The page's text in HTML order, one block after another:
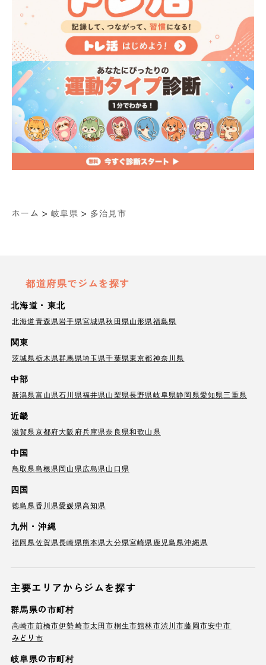
ホーム > 岐阜県 > 多治見市
都道府県でジムを探す
北海道・東北
北海道青森県岩手県宮城県秋田県山形県福島県
関東
茨城県栃木県群馬県埼玉県千葉県東京都神奈川県
中部
新潟県富山県石川県福井県山梨県長野県岐阜県静岡県愛知県三重県
近畿
滋賀県京都府大阪府兵庫県奈良県和歌山県
中国
鳥取県島根県岡山県広島県山口県
四国
徳島県香川県愛媛県高知県
九州・沖縄
福岡県佐賀県長崎県熊本県大分県宮崎県 鹿児島県沖縄県
主要エリアからジムを探す
群馬県の市町村
高崎市前橋市伊勢崎市太田市桐生市館林市渋川市藤岡市安中市
みどり市
岐阜県の市町村